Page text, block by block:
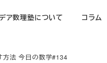
ア数理塾について コラム
方法 今日の数学#134